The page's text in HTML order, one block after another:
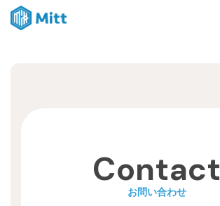
About
Contact
お問い合わせ